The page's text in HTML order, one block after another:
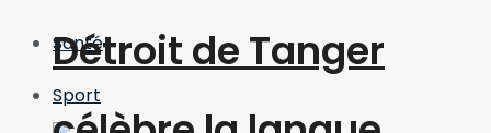
Santé
Sport
Détroit de Tanger